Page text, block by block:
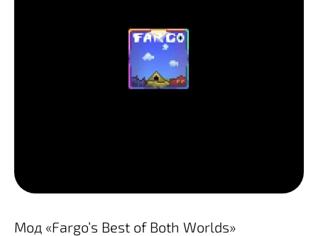
Мод «Fargo’s Best of Both Worlds»